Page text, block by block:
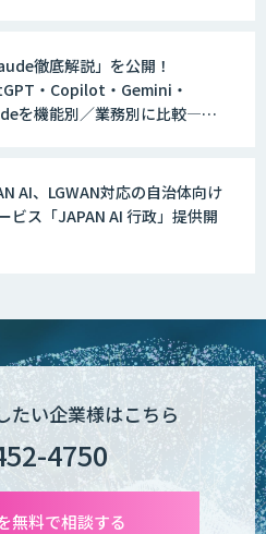
徹底解説」を公開！
・Copilot・Gemini・
を機能別／業務別に比較―自
AI、LGWAN対応の自治体向け
ビス「JAPAN AI 行政」提供開
たい企業様はこちら
4750
無料で相談する